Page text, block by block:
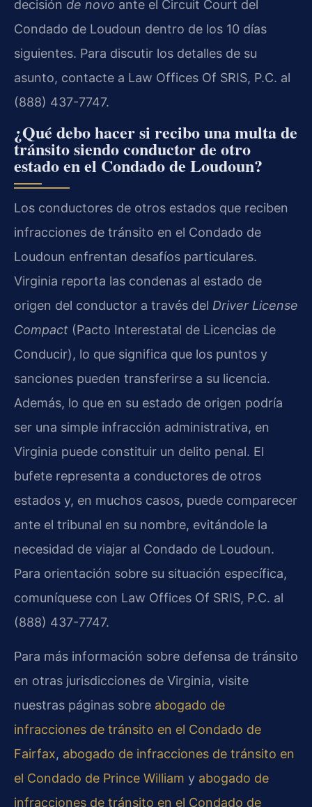
decisión de novo ante el Circuit Court del
Condado de Loudoun dentro de los 10 días
siguientes. Para discutir los detalles de su
asunto, contacte a Law Offices Of SRIS, P.C. al
(888) 437-7747.
¿Qué debo hacer si recibo una multa de
tránsito siendo conductor de otro
estado en el Condado de Loudoun?
Los conductores de otros estados que reciben
infracciones de tránsito en el Condado de
Loudoun enfrentan desafíos particulares.
Virginia reporta las condenas al estado de
origen del conductor a través del Driver License
Compact (Pacto Interestatal de Licencias de
Conducir), lo que significa que los puntos y
sanciones pueden transferirse a su licencia.
Además, lo que en su estado de origen podría
ser una simple infracción administrativa, en
Virginia puede constituir un delito penal. El
bufete representa a conductores de otros
estados y, en muchos casos, puede comparecer
ante el tribunal en su nombre, evitándole la
necesidad de viajar al Condado de Loudoun.
Para orientación sobre su situación específica,
comuníquese con Law Offices Of SRIS, P.C. al
(888) 437-7747.
Para más información sobre defensa de tránsito
en otras jurisdicciones de Virginia, visite
nuestras páginas sobre abogado de
infracciones de tránsito en el Condado de
Fairfax, abogado de infracciones de tránsito en
el Condado de Prince William y abogado de
infracciones de tránsito en el Condado de